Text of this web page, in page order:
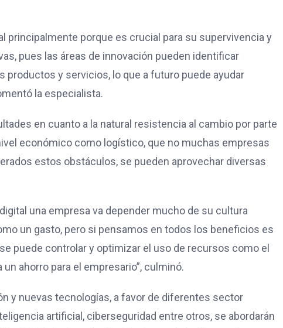
principalmente porque es crucial para su supervivencia y
pues las áreas de innovación pueden identificar
productos y servicios, lo que a futuro puede ayudar
la especialista.
en cuanto a la natural resistencia al cambio por parte
económico como logístico, que no muchas empresas
estos obstáculos, se pueden aprovechar diversas
una empresa va depender mucho de su cultura
un gasto, pero si pensamos en todos los beneficios es
puede controlar y optimizar el uso de recursos como el
ahorro para el empresario”, culminó.
y nuevas tecnologías, a favor de diferentes sector
artificial, ciberseguridad entre otros, se abordarán